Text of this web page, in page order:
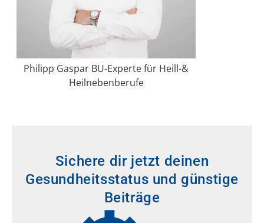
Philipp Gaspar BU-Experte für Heill-&
Heilnebenberufe
Sichere dir jetzt deinen
Gesundheitsstatus und günstige
Beiträge